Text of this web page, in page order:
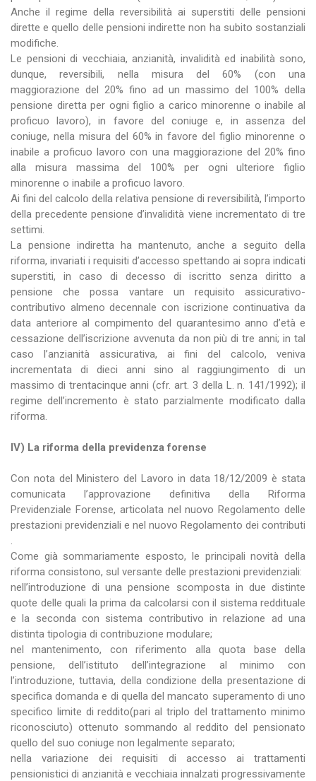
Anche il regime della reversibilità ai superstiti delle pensioni
dirette e quello delle pensioni indirette non ha subito sostanziali
modifiche.
Le pensioni di vecchiaia, anzianità, invalidità ed inabilità sono,
dunque, reversibili, nella misura del 60% (con una
maggiorazione del 20% fino ad un massimo del 100% della
pensione diretta per ogni figlio a carico minorenne o inabile al
proficuo lavoro), in favore del coniuge e, in assenza del
coniuge, nella misura del 60% in favore del figlio minorenne o
inabile a proficuo lavoro con una maggiorazione del 20% fino
alla misura massima del 100% per ogni ulteriore figlio
minorenne o inabile a proficuo lavoro.
Ai fini del calcolo della relativa pensione di reversibilità, l’importo
della precedente pensione d’invalidità viene incrementato di tre
settimi.
La pensione indiretta ha mantenuto, anche a seguito della
riforma, invariati i requisiti d’accesso spettando ai sopra indicati
superstiti, in caso di decesso di iscritto senza diritto a
pensione che possa vantare un requisito assicurativo-
contributivo almeno decennale con iscrizione continuativa da
data anteriore al compimento del quarantesimo anno d’età e
cessazione dell’iscrizione avvenuta da non più di tre anni; in tal
caso l’anzianità assicurativa, ai fini del calcolo, veniva
incrementata di dieci anni sino al raggiungimento di un
massimo di trentacinque anni (cfr. art. 3 della L. n. 141/1992); il
regime dell’incremento è stato parzialmente modificato dalla
riforma.
IV) La riforma della previdenza forense
Con nota del Ministero del Lavoro in data 18/12/2009 è stata
comunicata l’approvazione definitiva della Riforma
Previdenziale Forense, articolata nel nuovo Regolamento delle
prestazioni previdenziali e nel nuovo Regolamento dei contributi
.
Come già sommariamente esposto, le principali novità della
riforma consistono, sul versante delle prestazioni previdenziali:
nell’introduzione di una pensione scomposta in due distinte
quote delle quali la prima da calcolarsi con il sistema reddituale
e la seconda con sistema contributivo in relazione ad una
distinta tipologia di contribuzione modulare;
nel mantenimento, con riferimento alla quota base della
pensione, dell’istituto dell’integrazione al minimo con
l’introduzione, tuttavia, della condizione della presentazione di
specifica domanda e di quella del mancato superamento di uno
specifico limite di reddito(pari al triplo del trattamento minimo
riconosciuto) ottenuto sommando al reddito del pensionato
quello del suo coniuge non legalmente separato;
nella variazione dei requisiti di accesso ai trattamenti
pensionistici di anzianità e vecchiaia innalzati progressivamente